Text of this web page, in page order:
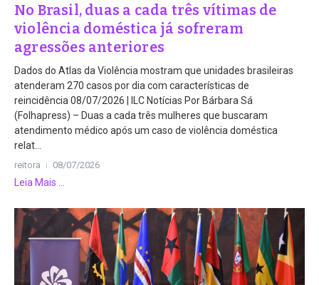
No Brasil, duas a cada três vítimas de
violência doméstica já sofreram
agressões anteriores
Dados do Atlas da Violência mostram que unidades brasileiras
atenderam 270 casos por dia com características de
reincidência 08/07/2026 | ILC Notícias Por Bárbara Sá
(Folhapress) – Duas a cada três mulheres que buscaram
atendimento médico após um caso de violência doméstica
relat...
reitora 08/07/2026
Leia Mais ...